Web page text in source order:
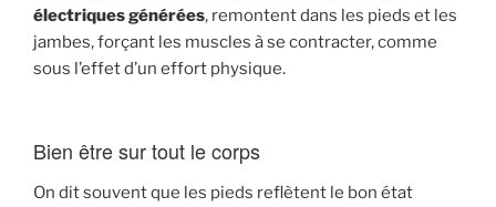
électriques générées, remontent dans les pieds et les
jambes, forçant les muscles à se contracter, comme
sous l’effet d’un effort physique.
Bien être sur tout le corps
On dit souvent que les pieds reflètent le bon état